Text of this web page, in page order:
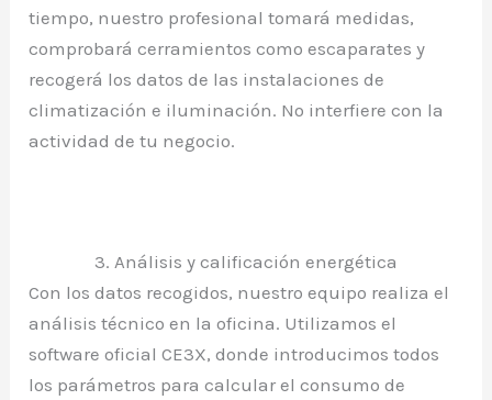
tiempo, nuestro profesional tomará medidas,
comprobará cerramientos como escaparates y
recogerá los datos de las instalaciones de
climatización e iluminación. No interfiere con la
actividad de tu negocio.
3. Análisis y calificación energética
Con los datos recogidos, nuestro equipo realiza el
análisis técnico en la oficina. Utilizamos el
software oficial CE3X, donde introducimos todos
los parámetros para calcular el consumo de